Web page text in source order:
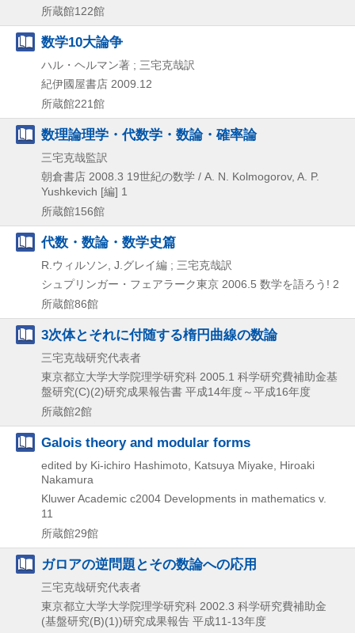
所蔵館122館
数学10大論争
ハル・ヘルマン著 ; 三宅克哉訳
紀伊國屋書店 2009.12
所蔵館221館
数理論理学・代数学・数論・確率論
三宅克哉監訳
朝倉書店 2008.3 19世紀の数学 / A. N. Kolmogorov, A. P.
Yushkevich [編] 1
所蔵館156館
代数・数論・数学史篇
R.ウィルソン, J.グレイ編 ; 三宅克哉訳
シュプリンガー・フェアラーク東京 2006.5 数学を語ろう! 2
所蔵館86館
3次体とそれに付随する楕円曲線の数論
三宅克哉研究代表者
東京都立大学大学院理学研究科 2005.1 科学研究費補助金基
盤研究(C)(2)研究成果報告書 平成14年度～平成16年度
所蔵館2館
Galois theory and modular forms
edited by Ki-ichiro Hashimoto, Katsuya Miyake, Hiroaki
Nakamura
Kluwer Academic c2004 Developments in mathematics v.
11
所蔵館29館
ガロアの逆問題とその数論への応用
三宅克哉研究代表者
東京都立大学大学院理学研究科 2002.3 科学研究費補助金
(基盤研究(B)(1))研究成果報告 平成11-13年度